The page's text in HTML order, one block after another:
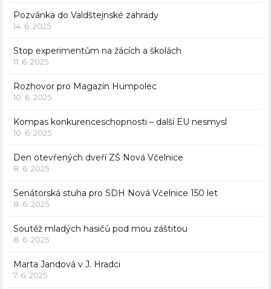
Pozvánka do Valdštejnské zahrady
14. 6. 2025
Stop experimentům na žácích a školách
11. 6. 2025
Rozhovor pro Magazín Humpolec
10. 6. 2025
Kompas konkurenceschopnosti – další EU nesmysl
10. 6. 2025
Den otevřených dveří ZŠ Nová Včelnice
8. 6. 2025
Senátorská stuha pro SDH Nová Včelnice 150 let
8. 6. 2025
Soutěž mladých hasičů pod mou záštitou
8. 6. 2025
Marta Jandová v J. Hradci
7. 6. 2025